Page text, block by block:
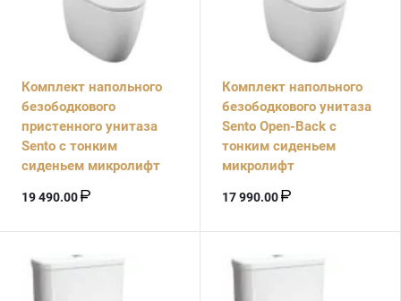
Комплект напольного
безободкового
пристенного унитаза
Sento с тонким
сиденьем микролифт
19 490.00
Комплект напольного
безободкового унитаза
Sento Open-Back с
тонким сиденьем
микролифт
17 990.00